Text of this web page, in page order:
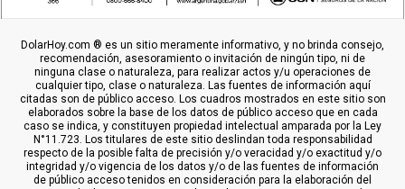
DolarHoy.com ® es un sitio meramente informativo, y no brinda consejo,
recomendación, asesoramiento o invitación de ningún tipo, ni de
ninguna clase o naturaleza, para realizar actos y/u operaciones de
cualquier tipo, clase o naturaleza. Las fuentes de información aquí
citadas son de público acceso. Los cuadros mostrados en este sitio son
elaborados sobre la base de los datos de público acceso que en cada
caso se indica, y constituyen propiedad intelectual amparada por la Ley
N°11.723. Los titulares de este sitio deslindan toda responsabilidad
respecto de la posible falta de precisión y/o veracidad y/o exactitud y/o
integridad y/o vigencia de los datos y/o de las fuentes de información
de público acceso tenidos en consideración para la elaboración del